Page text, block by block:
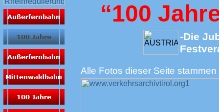
“100
-Die
Alle Fotos dieser Seite stammen